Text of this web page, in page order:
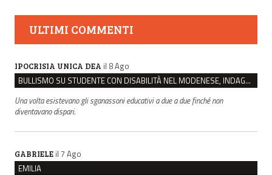
ULTIMI COMMENTI
IPOCRISIA UNICA DEA il 8 Ago
BULLISMO SU STUDENTE CON DISABILITÀ NEL MODENESE, INDAGATI DUE RAGAZZI DI 16 ANNI
Una volta esistevano gli sganassoni educativi a due a due finché non
diventavano dispari.
GABRIELE il 7 Ago
EMILIA